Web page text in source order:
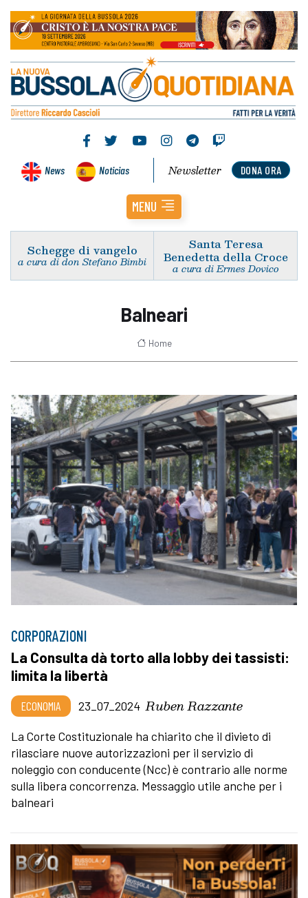
News Noticias DONA ORA
Newsletter
MENU
Schegge di vangelo
a cura di don Stefano Bimbi
Santa Teresa
Benedetta della Croce
a cura di Ermes Dovico
Balneari
Home
CORPORAZIONI
La Consulta dà torto alla lobby dei tassisti:
limita la libertà
ECONOMIA 23_07_2024 Ruben Razzante
La Corte Costituzionale ha chiarito che il divieto di
rilasciare nuove autorizzazioni per il servizio di
noleggio con conducente (Ncc) è contrario alle norme
sulla libera concorrenza. Messaggio utile anche per i
balneari